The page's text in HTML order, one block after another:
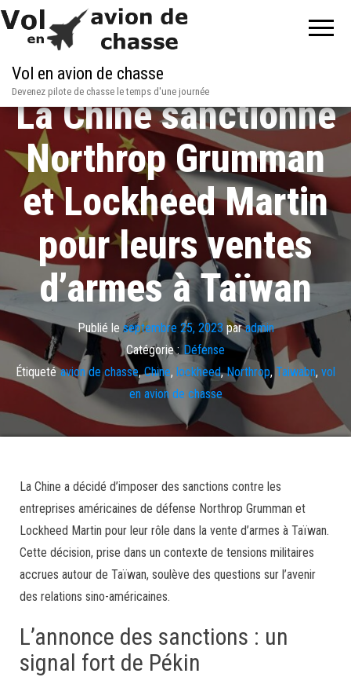
Vol en avion de chasse
Devenez pilote de chasse le temps d'une journée
La Chine sanctionne
Northrop Grumman
et Lockheed Martin
pour leurs ventes
d’armes à Taïwan
Publié le septembre 25, 2023 paradmin
Catégorie : Défense
Étiqueté avion de chasse,Chine, lockheed,Northrop, Taiwabn, vol
en avion de chasse
La Chine a décidé d’imposer des sanctions contre les
entreprises américaines de défense Northrop Grumman et
Lockheed Martin pour leur rôle dans la vente d’armes à Taïwan.
Cette décision, prise dans un contexte de tensions militaires
accrues autour de Taïwan, soulève des questions sur l’avenir
des relations sino-américaines.
L’annonce des sanctions : un
signal fort de Pékin